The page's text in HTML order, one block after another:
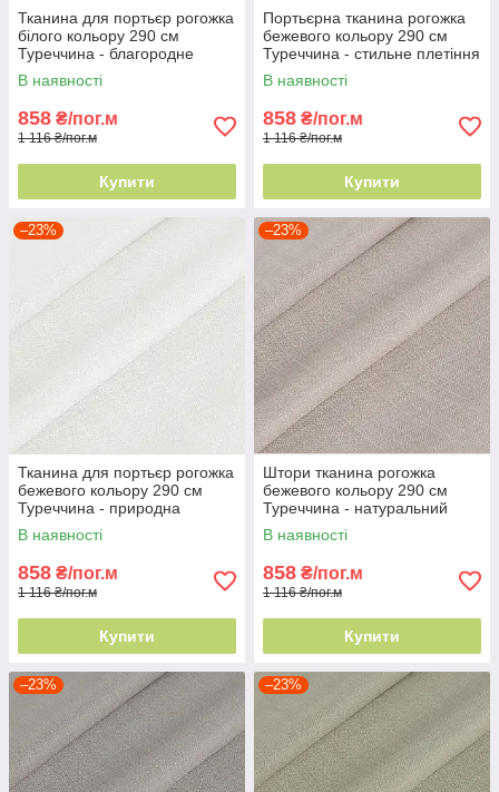
Тканина для портьєр рогожка
білого кольору 290 см
Туреччина - благородне
плетіння
В наявності
858 ₴/пог.м
1 116 ₴/пог.м
Купити
Портьєрна тканина рогожка
бежевого кольору 290 см
Туреччина - стильне плетіння
ниток
В наявності
858 ₴/пог.м
1 116 ₴/пог.м
Купити
–23%
Тканина для портьєр рогожка
бежевого кольору 290 см
Туреччина - природна
текстура
В наявності
858 ₴/пог.м
1 116 ₴/пог.м
Купити
–23%
Штори тканина рогожка
бежевого кольору 290 см
Туреччина - натуральний
ефект
В наявності
858 ₴/пог.м
1 116 ₴/пог.м
Купити
–23% –23%